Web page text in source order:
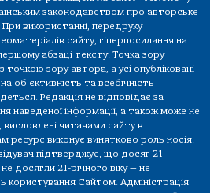
законодавством про авторське
При використанні, передруку
сайту, гіперпосилання на
абзаці тексту. Точка зору
точкою зору автора, а усі опубліковані
об'єктивність та всебічність
Редакція не відповідає за
наведеної інформації, а також може не
читачами сайту в
ресурс виконує винятково роль носія.
підтверджує, що досяг 21-
досягли 21-річного віку — не
користування Сайтом. Адміністрація